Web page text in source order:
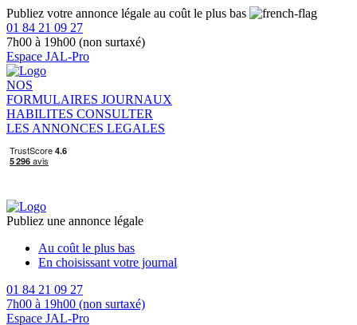
Publiez votre annonce légale au coût le plus bas
01 84 21 09 27
7h00 à 19h00 (non surtaxé)
Espace JAL-Pro
NOS
FORMULAIRES JOURNAUX
HABILITES CONSULTER
LES ANNONCES LEGALES
Publiez une annonce légale
Au coût le plus bas
En choisissant votre journal
01 84 21 09 27
7h00 à 19h00 (non surtaxé)
Espace JAL-Pro